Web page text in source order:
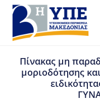
Πίνακας μη
μοριοδότησης